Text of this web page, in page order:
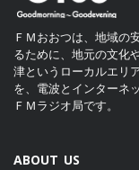
ＦＭおおつは、地域の
るために、地元の文化
津というローカルエリ
を、電波とインターネ
ＦＭラジオ局です。
ABOUT US